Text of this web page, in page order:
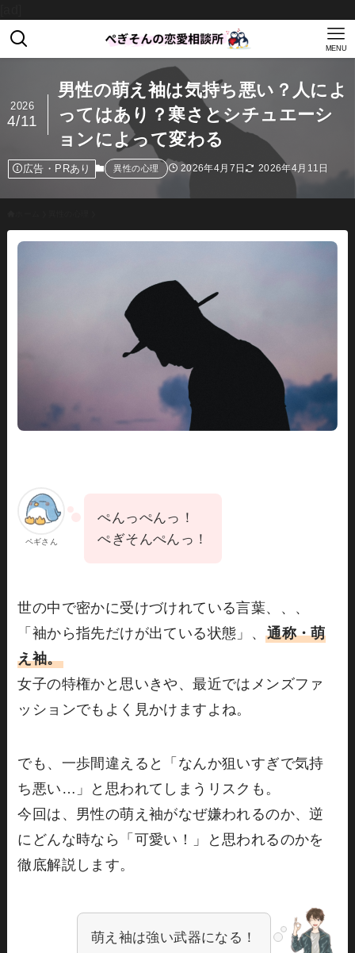
MENU
男性の萌え袖は気持ち悪い？人によ
ってはあり？寒さとシチュエーシ
ョンによって変わる
2026
4/11
広告・PRあり 異性の心理 2026年4月7日 2026年4月11日
ペギさん
ぺんっぺんっ！
ぺぎそんぺんっ！
世の中で密かに受けづけれている言葉、、、
「袖から指先だけが出ている状態」、通称・萌
え袖。
女子の特権かと思いきや、最近ではメンズファ
ッションでもよく見かけますよね。
でも、一歩間違えると「なんか狙いすぎで気持
ち悪い…」と思われてしまうリスクも。
今回は、男性の萌え袖がなぜ嫌われるのか、逆
にどんな時なら「可愛い！」と思われるのかを
徹底解説します。
萌え袖は強い武器になる！